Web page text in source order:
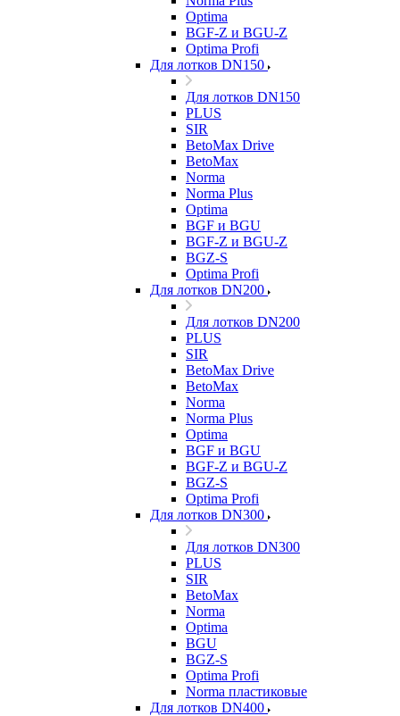
Optima
BGF-Z и BGU-Z
Optima Profi
Для лотков DN150
Для лотков DN150
PLUS
SIR
BetoMax Drive
BetoMax
Norma
Norma Plus
Optima
BGF и BGU
BGF-Z и BGU-Z
BGZ-S
Optima Profi
Для лотков DN200
Для лотков DN200
PLUS
SIR
BetoMax Drive
BetoMax
Norma
Norma Plus
Optima
BGF и BGU
BGF-Z и BGU-Z
BGZ-S
Optima Profi
Для лотков DN300
Для лотков DN300
PLUS
SIR
BetoMax
Norma
Optima
BGU
BGZ-S
Optima Profi
Norma пластиковые
Для лотков DN400